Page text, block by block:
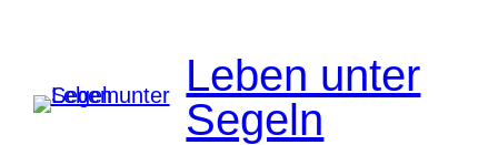
springen
Leben unter
Segeln